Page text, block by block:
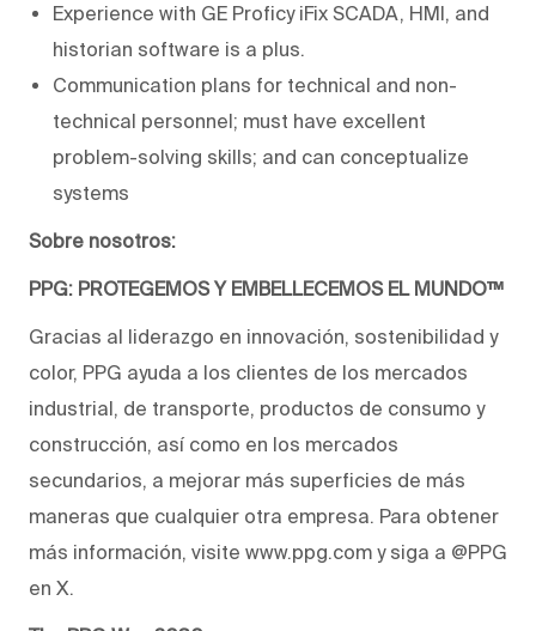
Experience with GE Proficy iFix SCADA, HMI, and
historian software is a plus.
Communication plans for technical and non-
technical personnel; must have excellent
problem-solving skills; and can conceptualize
systems
Sobre nosotros:
PPG: PROTEGEMOS Y EMBELLECEMOS EL MUNDO™
Gracias al liderazgo en innovación, sostenibilidad y
color, PPG ayuda a los clientes de los mercados
industrial, de transporte, productos de consumo y
construcción, así como en los mercados
secundarios, a mejorar más superficies de más
maneras que cualquier otra empresa. Para obtener
más información, visite www.ppg.com y siga a @PPG
en X.